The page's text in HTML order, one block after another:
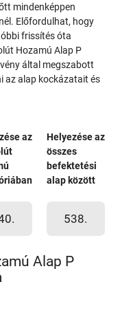
mindenképpen
Előfordulhat, hogy
frissítés óta
Hozamú Alap P
által megszabott
az alap kockázatait és
az
Helyezése az
összes
befektetési
alap között
538.
Alap P